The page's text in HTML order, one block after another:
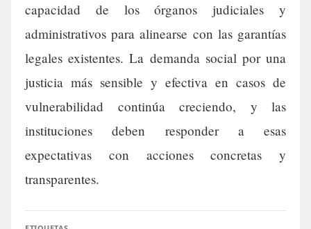
capacidad de los órganos judiciales y
administrativos para alinearse con las garantías
legales existentes. La demanda social por una
justicia más sensible y efectiva en casos de
vulnerabilidad continúa creciendo, y las
instituciones deben responder a esas
expectativas con acciones concretas y
transparentes.